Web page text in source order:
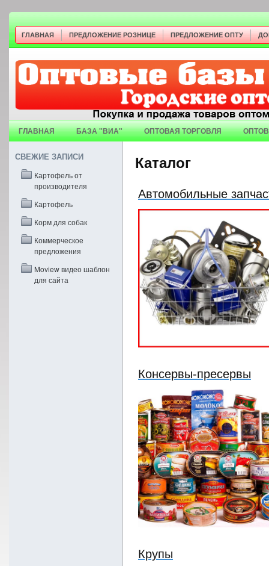
ГЛАВНАЯ ПРЕДЛОЖЕНИЕ РОЗНИЦЕ ПРЕДЛОЖЕНИЕ ОПТУ
ГЛАВНАЯ БАЗА "ВИА" ОПТОВАЯ ТОРГОВЛЯ
СВЕЖИЕ ЗАПИСИ
Картофель от
производителя
Картофель
Корм для собак
Коммерческое
предложения
Moview видео шаблон
для сайта
Каталог
Автомобильные
Консервы-пресервы
Крупы